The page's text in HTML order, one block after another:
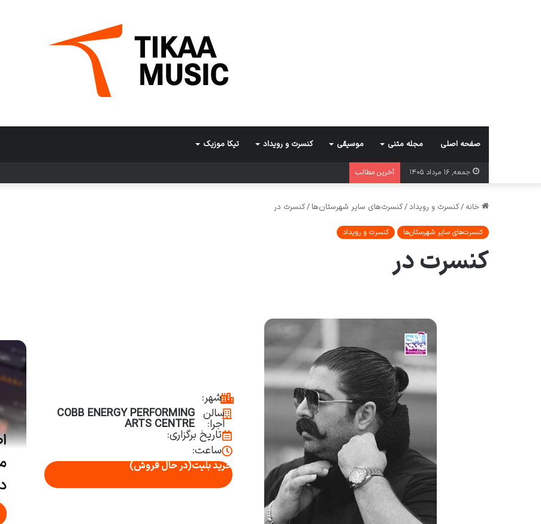
صفحه اصلی مجله متنی موسیقی کنسرت و رویداد تیکا موزیک
جمعه, ۱۶ مرداد ۱۴۰۵ آخرین مطالب
خانه /کنسرت و رویداد/کنسرت‌های سایر شهرستان‌ها /کنسرت در
کنسرت‌های سایر شهرستان‌ها کنسرت و رویداد
کنسرت در
شهر:
سالن
اجرا:
COBB ENERGY PERFORMING
ARTS CENTRE
تاریخ برگزاری:
ساعت:
خرید بلیت(در حال فروش)